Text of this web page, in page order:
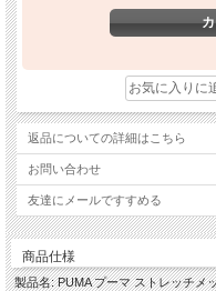
返品についての詳細はこちら
お問い合わせ
友達にメールですすめる
商品仕様
製品名: PUMA プーマ ストレッチメ